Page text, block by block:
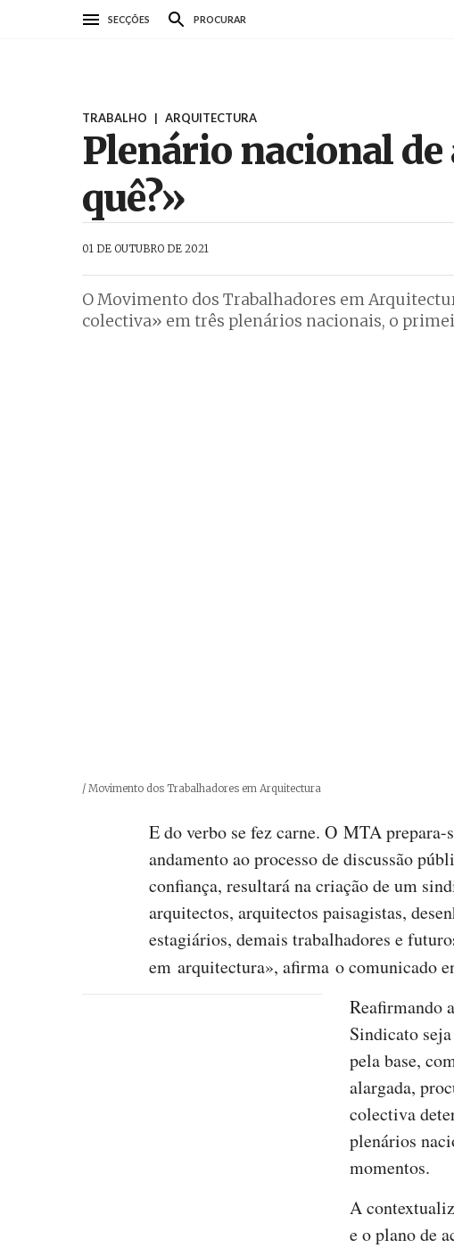
SECÇÕES PROCURAR
TRABALHO | ARQUITECTURA
Plenário nacional
quê?»
01 DE OUTUBRO DE 2021
O Movimento dos Trabalhadores em
colectiva» em três plenários nacionais, o
Créditos
/ Movimento dos Trabalhadores em Arquitectura
E do verbo se fez carne. O MTA prepara-
andamento ao processo de discussão
confiança, resultará na criação de um
arquitectos, arquitectos paisagistas,
estagiários, demais trabalhadores e
em arquitectura», afirma o comunicado
Reafirmando
Sindicato
pela base,
alargada,
colectiva
plenários
momentos.
A
e o plano de